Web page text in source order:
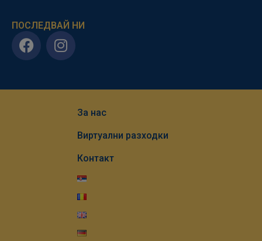
ПОСЛЕДВАЙ НИ
За нас
Виртуални разходки
Контакт